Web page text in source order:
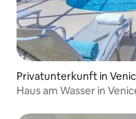
Privatunterkunft in
Haus am Wasser in